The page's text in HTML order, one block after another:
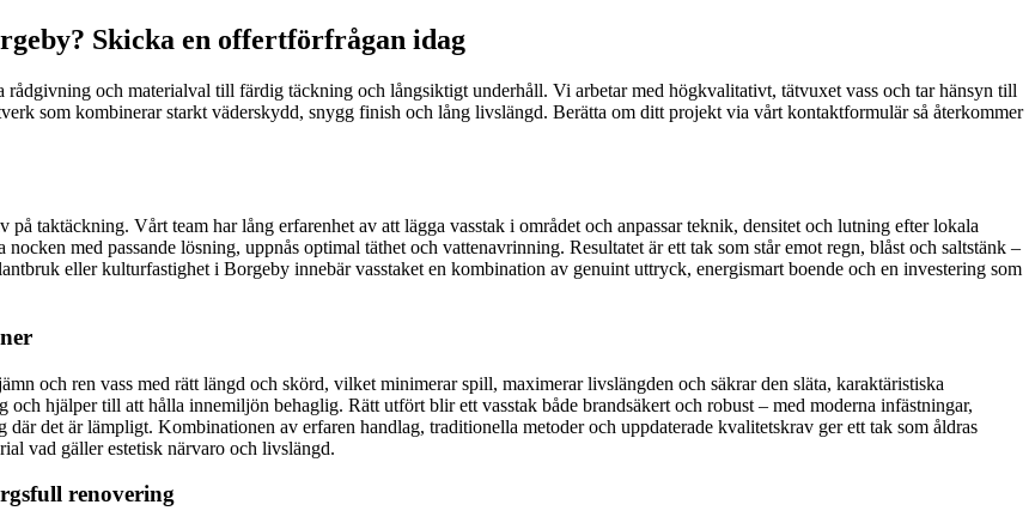
Skicka en offertförfrågan idag
rådgivning och materialval till färdig täckning och långsiktigt underhåll. Vi arbetar med högkvalitativt, tätvuxet vass och tar hänsyn till
som kombinerar starkt väderskydd, snygg finish och lång livslängd. Berätta om ditt projekt via vårt kontaktformulär så återkommer
taktäckning. Vårt team har lång erfarenhet av att lägga vasstak i området och anpassar teknik, densitet och lutning efter lokala
med passande lösning, uppnås optimal täthet och vattenavrinning. Resultatet är ett tak som står emot regn, blåst och saltstänk –
eller kulturfastighet i Borgeby innebär vasstaket en kombination av genuint uttryck, energismart boende och en investering som
och ren vass med rätt längd och skörd, vilket minimerar spill, maximerar livslängden och säkrar den släta, karaktäristiska
hjälper till att hålla innemiljön behaglig. Rätt utfört blir ett vasstak både brandsäkert och robust – med moderna infästningar,
det är lämpligt. Kombinationen av erfaren handlag, traditionella metoder och uppdaterade kvalitetskrav ger ett tak som åldras
vad gäller estetisk närvaro och livslängd.
renovering